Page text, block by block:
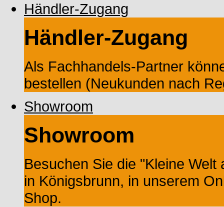
Händler-Zugang
Händler-Zugang
Als Fachhandels-Partner
bestellen (Neukunden nach
Showroom
Showroom
Besuchen Sie die "Kleine
in Königsbrunn, in unserem
Shop.